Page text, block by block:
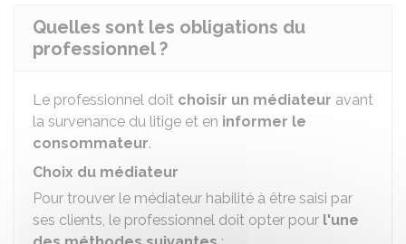
Quelles sont les obligations du
professionnel ?
Le professionnel doit choisir un médiateur avant
la survenance du litige et en informer le
consommateur.
Choix du médiateur
Pour trouver le médiateur habilité à être saisi par
ses clients, le professionnel doit opter pour l'une